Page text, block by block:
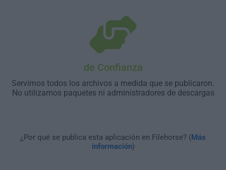
de Confianza
Servimos todos los archivos a medida que se publicaron.
No utilizamos paquetes ni administradores de descargas
¿Por qué se publica esta aplicación en Filehorse? (Más
información)